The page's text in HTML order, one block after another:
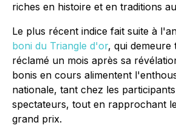
riches en histoire et en traditions
Le plus récent indice fait suite à
boni du Triangle d'or, qui demeure
réclamé un mois après sa
bonis en cours alimentent
nationale, tant chez les
spectateurs, tout en rapprochant
grand prix.